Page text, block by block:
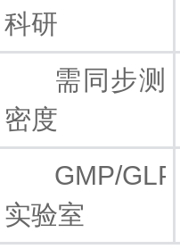
科研
需同步测
密度
GMP/GLP
实验室